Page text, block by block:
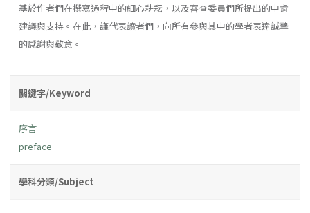
基於作者們在撰寫過程中的細心耕耘，以及審查委員們所提出的中肯
建議與支持。在此，謹代表讀者們，向所有參與其中的學者表達誠摯
的感謝與敬意。
關鍵字/Keyword
序言
preface
學科分類/Subject